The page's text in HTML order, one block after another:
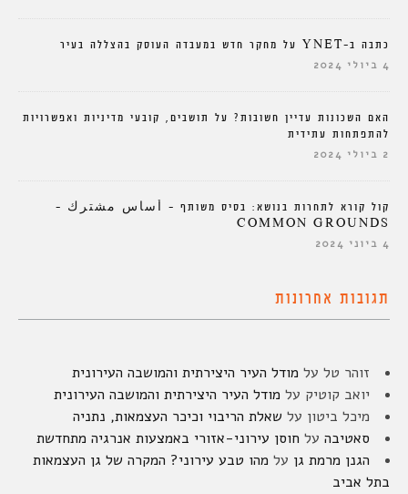
כתבה ב-YNET על מחקר חדש במעבדה העוסק בהצללה בעיר
4 ביולי 2024
האם השכונות עדיין חשובות? על תושבים, קובעי מדיניות ואפשרויות
להתפתחות עתידית
2 ביולי 2024
קול קורא לתחרות בנושא: בסיס משותף – أساس مشترك –
COMMON GROUNDS
4 ביוני 2024
תגובות אחרונות
זוהר טל על מודל העיר היצירתית והמושבה העירונית
יואב קוטיק על מודל העיר היצירתית והמושבה העירונית
מיכל ביטון על שאלת הריבוי וכיכר העצמאות, נתניה
סאטיבה על חוסן עירוני-אזורי באמצעות אנרגיה מתחדשת
הגנן מרמת גן על מהו טבע עירוני? המקרה של גן העצמאות
בתל אביב